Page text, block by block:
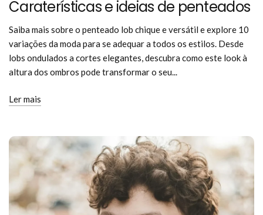
Caraterísticas e ideias de penteados
Saiba mais sobre o penteado lob chique e versátil e explore 10
variações da moda para se adequar a todos os estilos. Desde
lobs ondulados a cortes elegantes, descubra como este look à
altura dos ombros pode transformar o seu...
Ler mais